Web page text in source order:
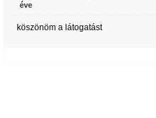
éve
köszönöm a látogatást